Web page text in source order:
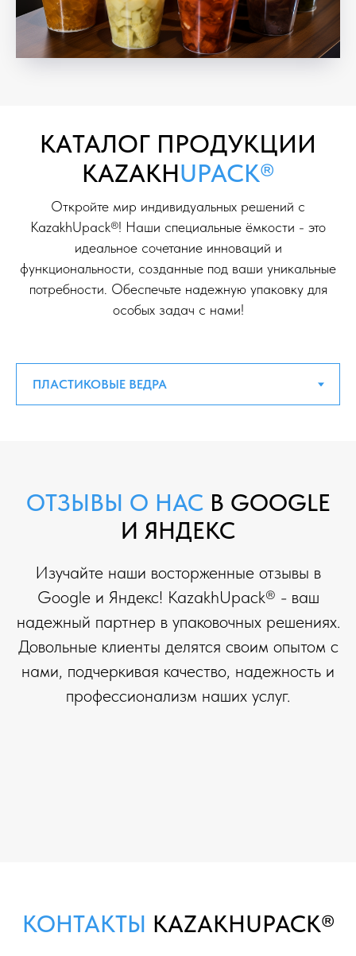
KAТАЛОГ ПРОДУКЦИИ
KAZAKHUPACK®
Откройте мир индивидуальных решений с
KazakhUpack®! Наши специальные ёмкости - это
идеальное сочетание инноваций и
функциональности, созданные под ваши уникальные
потребности. Обеспечьте надежную упаковку для
особых задач с нами!
ОТЗЫВЫ О НАСВ GOOGLE
И ЯНДЕКС
Изучайте наши восторженные отзывы в
Google и Яндекс! KazakhUpack® - ваш
надежный партнер в упаковочных решениях.
Довольные клиенты делятся своим опытом с
нами, подчеркивая качество, надежность и
профессионализм наших услуг.
КОНТАКТЫ KAZAKHUPACK®